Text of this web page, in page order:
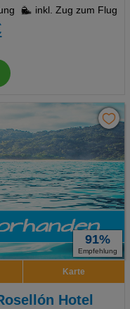
inkl. Zug zum Flug
91%
Empfehlung
Karte
Hotel